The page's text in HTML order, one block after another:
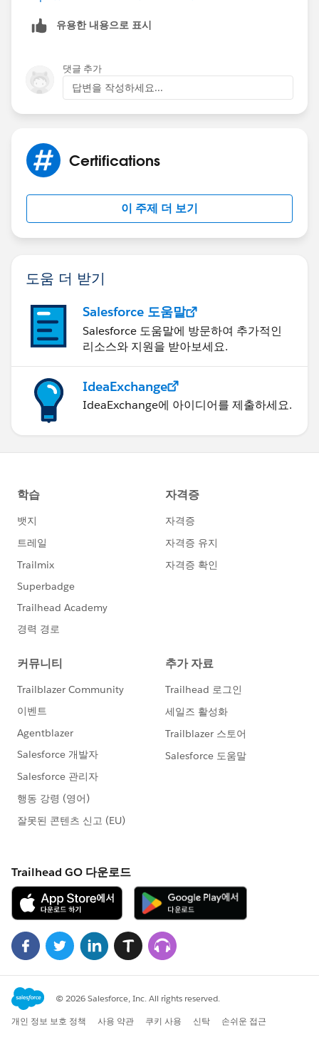
유용한 내용으로 표시
댓글 추가
답변을 작성하세요...
Certifications
이 주제 더 보기
도움 더 받기
Salesforce 도움말
Salesforce 도움말에 방문하여 추가적인
리소스와 지원을 받아보세요.
IdeaExchange
IdeaExchange에 아이디어를 제출하세요.